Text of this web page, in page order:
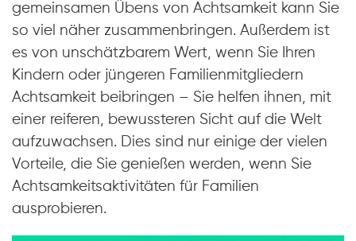
gemeinsamen Übens von Achtsamkeit kann Sie
so viel näher zusammenbringen. Außerdem ist
es von unschätzbarem Wert, wenn Sie Ihren
Kindern oder jüngeren Familienmitgliedern
Achtsamkeit beibringen – Sie helfen ihnen, mit
einer reiferen, bewussteren Sicht auf die Welt
aufzuwachsen. Dies sind nur einige der vielen
Vorteile, die Sie genießen werden, wenn Sie
Achtsamkeitsaktivitäten für Familien
ausprobieren.